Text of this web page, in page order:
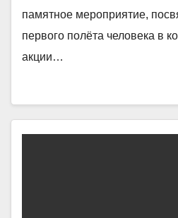
памятное мероприятие,
первого полёта человека в
акции…